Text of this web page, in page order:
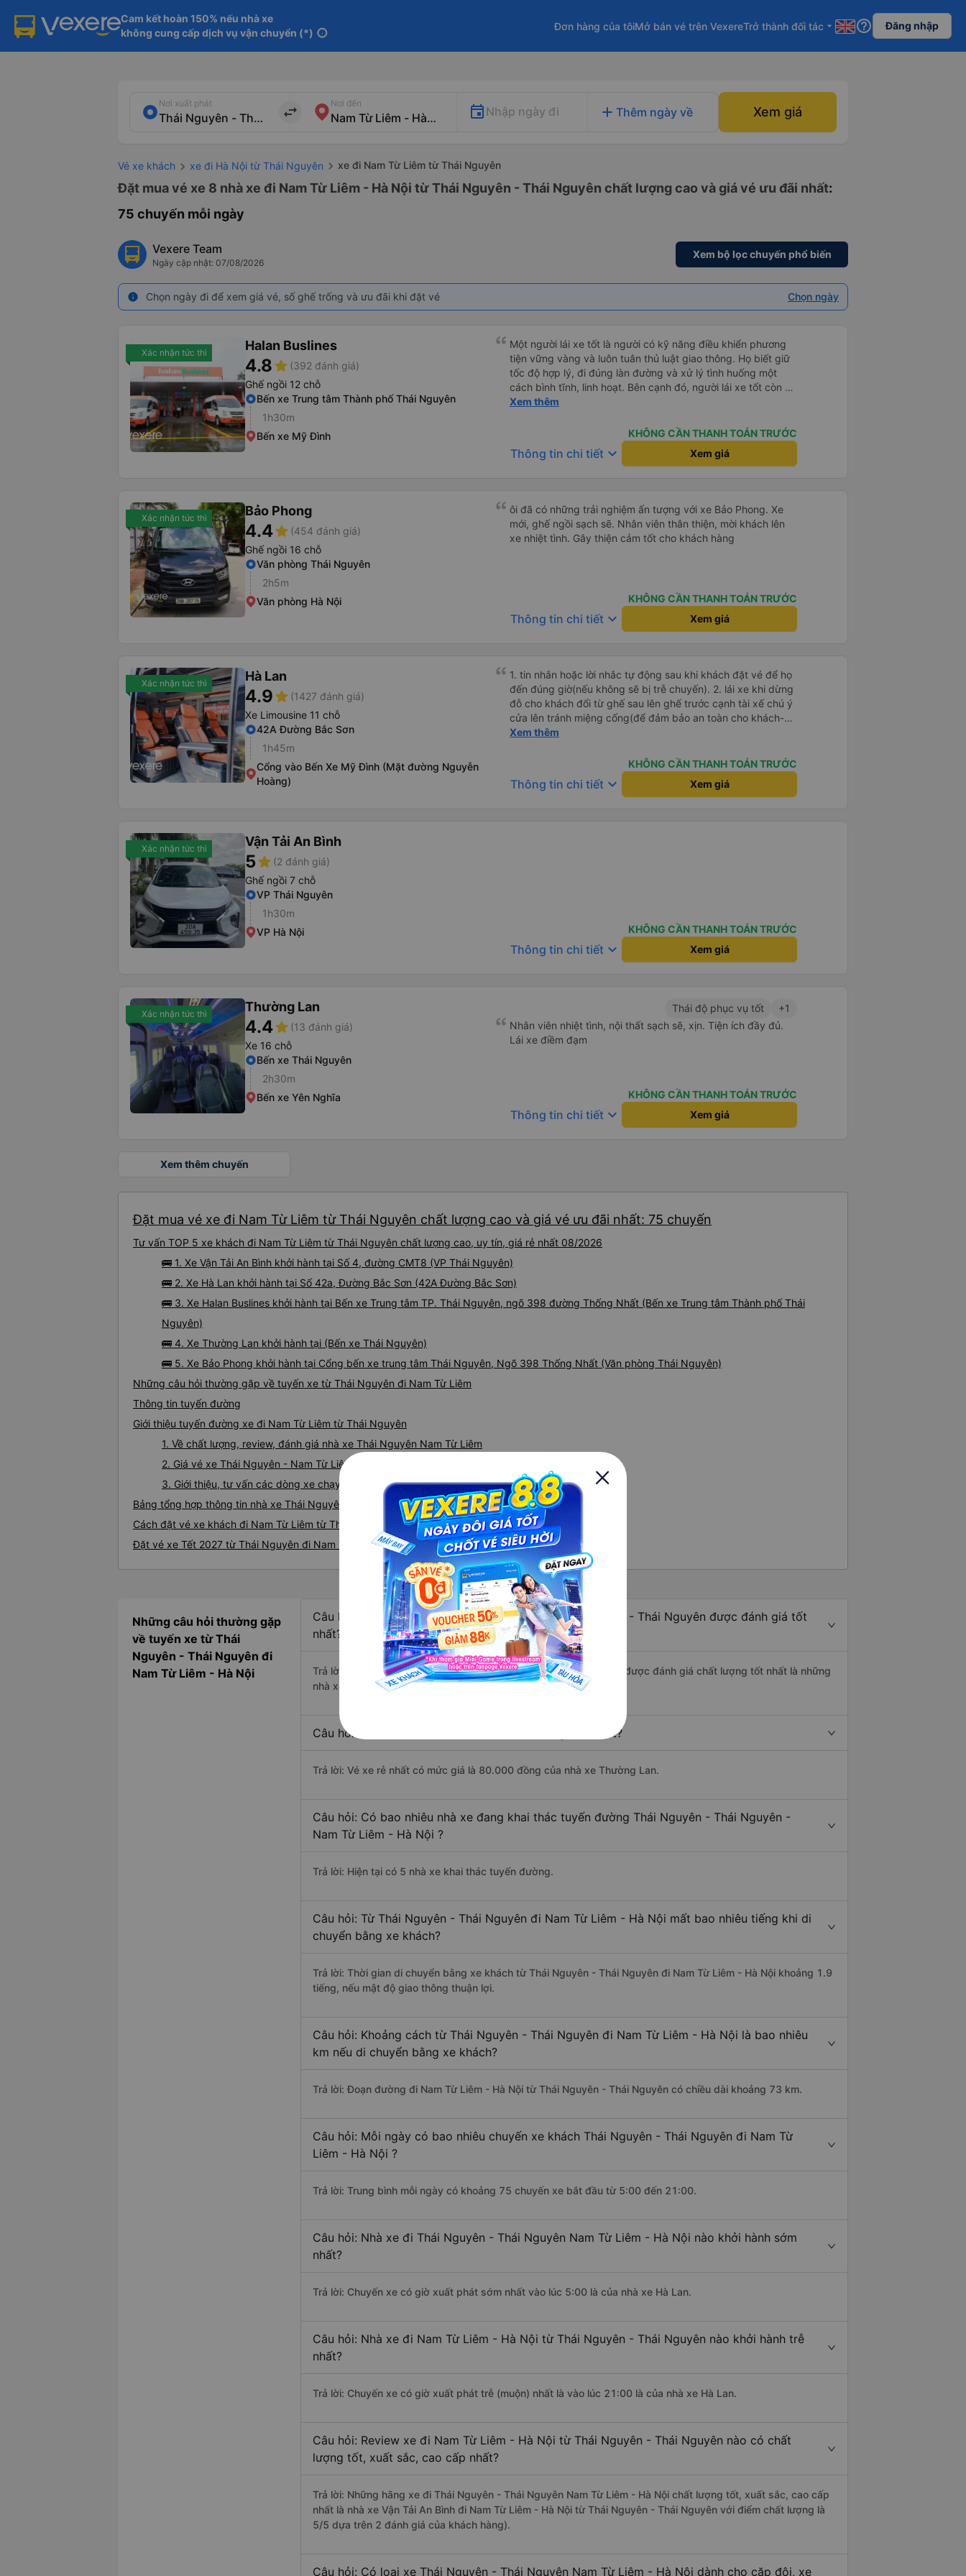
Cam kết hoàn 150% nếu nhà xe
không cung cấp dịch vụ vận chuyển (*) info
Đơn hàng của tôiMở bán vé trên VexereTrở thành đối tác arrow_drop_down help_outline Đăng nhập
Nơi xuất phát
import_export
Nơi đến
Nhập ngày đi add Thêm ngày về Xem giá
Vé xe khách xe đi Hà Nội từ Thái Nguyên xe đi Nam Từ Liêm từ Thái Nguyên
Đặt mua vé xe 8 nhà xe đi Nam Từ Liêm - Hà Nội từ Thái Nguyên - Thái Nguyên chất lượng cao và giá vé ưu đãi nhất:
75 chuyến mỗi ngày
Vexere Team
Ngày cập nhật: 07/08/2026
Xem bộ lọc chuyến phổ biến
info Chọn ngày đi để xem giá vé, số ghế trống và ưu đãi khi đặt vé Chọn ngày
Xác nhận tức thì Halan Buslines
4.8star (392 đánh giá)
Ghế ngồi 12 chỗ
Bến xe Trung tâm Thành phố Thái Nguyên
1h30m
Bến xe Mỹ Đình
Một người lái xe tốt là người có kỹ năng điều khiển phương
tiện vững vàng và luôn tuân thủ luật giao thông. Họ biết giữ
tốc độ hợp lý, đi đúng làn đường và xử lý tình huống một
cách bình tĩnh, linh hoạt. Bên cạnh đó, người lái xe tốt còn có
ý thức trách nhiệm cao, không sử dụng rượu bia hay điện
người tham gia giao thông khác và đặt an toàn lên hàng đầu.
Vì vậy, lái xe tốt không chỉ là kỹ năng mà còn là văn hóa và ý
thức của mỗi người.
Xem thêm
KHÔNG CẦN THANH TOÁN TRƯỚC
Thông tin chi tiết keyboard_arrow_down Xem giá
Xác nhận tức thì Bảo Phong
4.4star (454 đánh giá)
Ghế ngồi 16 chỗ
Văn phòng Thái Nguyên
2h5m
Văn phòng Hà Nội
ôi đã có những trải nghiệm ấn tượng với xe Bảo Phong. Xe
mới, ghế ngồi sạch sẽ. Nhân viên thân thiện, mời khách lên
xe nhiệt tình. Gây thiện cảm tốt cho khách hàng
KHÔNG CẦN THANH TOÁN TRƯỚC
Thông tin chi tiết keyboard_arrow_down Xem giá
Xác nhận tức thì Hà Lan
4.9star (1427 đánh giá)
Xe Limousine 11 chỗ
42A Đường Bắc Sơn
1h45m
Cổng vào Bến Xe Mỹ Đình (Mặt đường Nguyễn
Hoàng)
1. tin nhắn hoặc lời nhắc tự động sau khi khách đặt vé để họ
đến đúng giờ(nếu không sẽ bị trễ chuyến). 2. lái xe khi dừng
đỗ cho khách đổi từ ghế sau lên ghế trước cạnh tài xế chú ý
cửa lên tránh miệng cống(để đảm bảo an toàn cho khách-
tại HN: miệng cống bằng sắt chữ nhật dạng ô lưới, cửa
Bác tài đã cố gắng để về đến Tng kịp 20h, để khách nối
chuyến Xe 11 chỗ nên thoáng đãng.
Xem thêm
KHÔNG CẦN THANH TOÁN TRƯỚC
Thông tin chi tiết keyboard_arrow_down Xem giá
Xác nhận tức thì Vận Tải An Bình
5star (2 đánh giá)
Ghế ngồi 7 chỗ
VP Thái Nguyên
1h30m
VP Hà Nội
KHÔNG CẦN THANH TOÁN TRƯỚC
Thông tin chi tiết keyboard_arrow_down Xem giá
Xác nhận tức thì Thường Lan
4.4star (13 đánh giá)
Xe 16 chỗ
Bến xe Thái Nguyên
2h30m
Bến xe Yên Nghĩa
Thái độ phục vụ tốt
+1
Nhân viên nhiệt tình, nội thất sạch sẽ, xịn. Tiện ích đầy đủ.
Lái xe điềm đạm
KHÔNG CẦN THANH TOÁN TRƯỚC
Thông tin chi tiết keyboard_arrow_down Xem giá
Xem thêm chuyến
Đặt mua vé xe đi Nam Từ Liêm từ Thái Nguyên chất lượng cao và giá vé ưu đãi nhất: 75 chuyến
Tư vấn TOP 5 xe khách đi Nam Từ Liêm từ Thái Nguyên chất lượng cao, uy tín, giá rẻ nhất 08/2026
🚌 1. Xe Vận Tải An Bình khởi hành tại Số 4, đường CMT8 (VP Thái Nguyên)
🚌 2. Xe Hà Lan khởi hành tại Số 42a, Đường Bắc Sơn (42A Đường Bắc Sơn)
🚌 3. Xe Halan Buslines khởi hành tại Bến xe Trung tâm TP. Thái Nguyên, ngõ 398 đường Thống Nhất (Bến xe Trung tâm Thành phố Thái
Nguyên)
🚌 4. Xe Thường Lan khởi hành tại (Bến xe Thái Nguyên)
🚌 5. Xe Bảo Phong khởi hành tại Cổng bến xe trung tâm Thái Nguyên, Ngõ 398 Thống Nhất (Văn phòng Thái Nguyên)
Những câu hỏi thường gặp về tuyến xe từ Thái Nguyên đi Nam Từ Liêm
Thông tin tuyến đường
Giới thiệu tuyến đường xe đi Nam Từ Liêm từ Thái Nguyên
1. Về chất lượng, review, đánh giá nhà xe Thái Nguyên Nam Từ Liêm
2. Giá vé xe Thái Nguyên - Nam Từ Liêm
3. Giới thiệu, tư vấn các dòng xe chạy tuyến đường Thái Nguyên đi Nam Từ Liêm
Bảng tổng hợp thông tin nhà xe Thái Nguyên - Nam Từ Liêm
Cách đặt vé xe khách đi Nam Từ Liêm từ Thái Nguyên nhanh và uy tín nhất
Đặt vé xe Tết 2027 từ Thái Nguyên đi Nam Từ Liêm
Những câu hỏi thường gặp
về tuyến xe từ Thái
Nguyên - Thái Nguyên đi
Nam Từ Liêm - Hà Nội
Câu hỏi: Nhà xe đi Nam Từ Liêm - Hà Nội từ Thái Nguyên - Thái Nguyên được đánh giá tốt
nhất?
Trả lời: Xe đi Nam Từ Liêm - Hà Nội từ Thái Nguyên - Thái Nguyên được đánh giá chất lượng tốt nhất là những
nhà xe Vận Tải An Bình, Hà Lan, Halan Buslines.
Câu hỏi: Xe nào đi Nam Từ Liêm - Hà Nội có giá rẻ nhất?
Trả lời: Vé xe rẻ nhất có mức giá là 80.000 đồng của nhà xe Thường Lan.
Câu hỏi: Có bao nhiêu nhà xe đang khai thác tuyến đường Thái Nguyên - Thái Nguyên -
Nam Từ Liêm - Hà Nội ?
Trả lời: Hiện tại có 5 nhà xe khai thác tuyến đường.
Câu hỏi: Từ Thái Nguyên - Thái Nguyên đi Nam Từ Liêm - Hà Nội mất bao nhiêu tiếng khi di
chuyển bằng xe khách?
Trả lời: Thời gian di chuyển bằng xe khách từ Thái Nguyên - Thái Nguyên đi Nam Từ Liêm - Hà Nội khoảng 1.9
tiếng, nếu mật độ giao thông thuận lợi.
Câu hỏi: Khoảng cách từ Thái Nguyên - Thái Nguyên đi Nam Từ Liêm - Hà Nội là bao nhiêu
km nếu di chuyển bằng xe khách?
Trả lời: Đoạn đường đi Nam Từ Liêm - Hà Nội từ Thái Nguyên - Thái Nguyên có chiều dài khoảng 73 km.
Câu hỏi: Mỗi ngày có bao nhiêu chuyến xe khách Thái Nguyên - Thái Nguyên đi Nam Từ
Liêm - Hà Nội ?
Trả lời: Trung bình mỗi ngày có khoảng 75 chuyến xe bắt đầu từ 5:00 đến 21:00.
Câu hỏi: Nhà xe đi Thái Nguyên - Thái Nguyên Nam Từ Liêm - Hà Nội nào khởi hành sớm
nhất?
Trả lời: Chuyến xe có giờ xuất phát sớm nhất vào lúc 5:00 là của nhà xe Hà Lan.
Câu hỏi: Nhà xe đi Nam Từ Liêm - Hà Nội từ Thái Nguyên - Thái Nguyên nào khởi hành trễ
nhất?
Trả lời: Chuyến xe có giờ xuất phát trễ (muộn) nhất là vào lúc 21:00 là của nhà xe Hà Lan.
Câu hỏi: Review xe đi Nam Từ Liêm - Hà Nội từ Thái Nguyên - Thái Nguyên nào có chất
lượng tốt, xuất sắc, cao cấp nhất?
Trả lời: Những hãng xe đi Thái Nguyên - Thái Nguyên Nam Từ Liêm - Hà Nội chất lượng tốt, xuất sắc, cao cấp
nhất là nhà xe Vận Tải An Bình đi Nam Từ Liêm - Hà Nội từ Thái Nguyên - Thái Nguyên với điểm chất lượng là
5/5 dựa trên 2 đánh giá của khách hàng).
Câu hỏi: Có loại xe Thái Nguyên - Thái Nguyên Nam Từ Liêm - Hà Nội dành cho cặp đôi, xe